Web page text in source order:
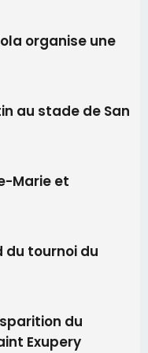
organise une
au stade de San
Marie et
du tournoi du
du
Exupery